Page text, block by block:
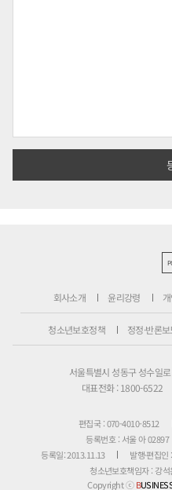
회사소개 윤리강령
청소년보호정책 정정·반론
서울특별시 성동구 성수일
대표전화 : 1800-6522
편집국 : 070-4010-8512
등록번호 : 서울 아 02897
등록일: 2013.11.13
발행·편집
청소년보호책임자 : 강석
Copyright ⓒB